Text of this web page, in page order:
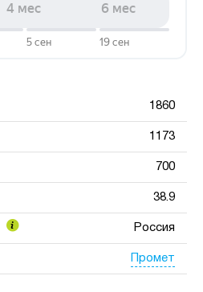
1860
1173
700
38.9
Россия
Промет